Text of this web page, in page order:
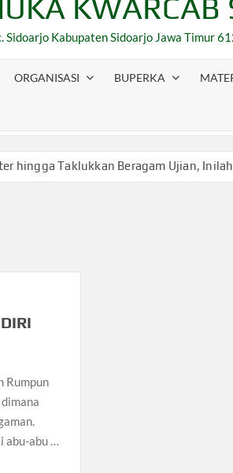
KWARCAB
Sidoarjo Kabupaten Sidoarjo Jawa Timur
ORGANISASI BUPERKA
Beragam Ujian, Inilah
Rumpun
abu-abu …